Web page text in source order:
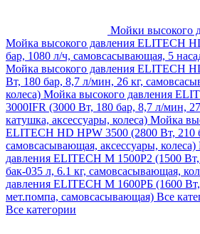
Мойки высокого
Мойка высокого давления ELITECH
бар, 1080 л/ч, самовсасывающая, 5
Мойка высокого давления ELITECH
Вт, 180 бар, 8,7 л/мин, 26 кг,
колеса) Мойка высокого давления
3000IFR (3000 Вт, 180 бар, 8,7 л/мин,
катушка, аксессуары, колеса) Мойка
ELITECH HD HPW 3500 (2800 Вт, 210
самовсасывающая, аксессуары, колеса)
давления ELITECH M 1500P2 (1500
бак-035 л, 6.1 кг, самовсасывающая,
давления ELITECH М 1600РБ (1600
мет.помпа, самовсасывающая) Все
Все категории